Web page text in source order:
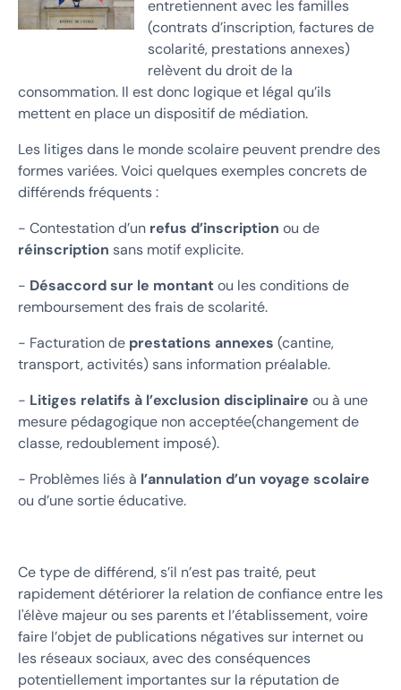
entretiennent avec les familles
(contrats d’inscription, factures de
scolarité, prestations annexes)
relèvent du droit de la
consommation. Il est donc logique et légal qu’ils
mettent en place un dispositif de médiation.
Les litiges dans le monde scolaire peuvent prendre des
formes variées. Voici quelques exemples concrets de
différends fréquents :
- Contestation d’un refus d’inscription ou de
réinscription sans motif explicite.
- Désaccord sur le montantou les conditions de
remboursement des frais de scolarité.
- Facturation de prestations annexes (cantine,
transport, activités) sans information préalable.
- Litiges relatifs à l’exclusion disciplinaire ou à une
mesure pédagogique non acceptée(changement de
classe, redoublement imposé).
- Problèmes liés à l’annulation d’un voyage scolaire
ou d’une sortie éducative.
Ce type de différend, s’il n’est pas traité, peut
rapidement détériorer la relation de confiance entre les
l'élève majeur ou ses parents et l’établissement, voire
faire l’objet de publications négatives sur internet ou
les réseaux sociaux, avec des conséquences
potentiellement importantes sur la réputation de